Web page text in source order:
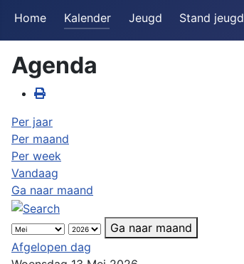
Home Kalender Jeugd Stand jeugd
Agenda
Per jaar
Per maand
Per week
Vandaag
Ga naar maand
Ga naar maand
Afgelopen dag